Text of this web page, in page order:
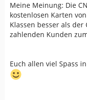
Meine Meinung: Die
kostenlosen Karten
Klassen besser als der
zahlenden Kunden
Euch allen viel Spass